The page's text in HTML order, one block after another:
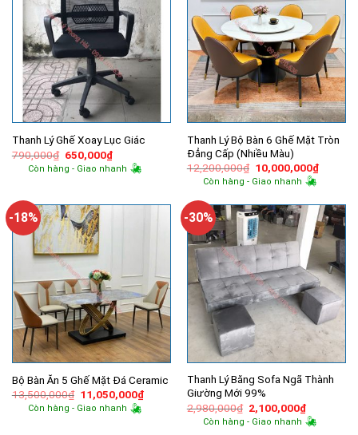
Thanh Lý Ghế Xoay Lục Giác
790,000₫ Giá
gốc
là:
650,000₫Giá
hiện
tại
Còn hàng - Giao nhanh
Thanh Lý Bộ Bàn 6 Ghế Mặt Tròn
Đẳng Cấp (Nhiều Màu)
12,200,000₫ Giá
gốc
là:
10,000,000₫Giá
hiện
Còn hàng - Giao nhanh
-18%
Bộ Bàn Ăn 5 Ghế Mặt Đá Ceramic
13,500,000₫ Giá
gốc
là:
11,050,000₫Giá
hiện
Còn hàng - Giao nhanh
-30%
Thanh Lý Băng Sofa Ngã Thành
Giường Mới 99%
2,980,000₫ Giá
gốc
là:
2,100,000₫Giá
hiện
tại
Còn hàng - Giao nhanh